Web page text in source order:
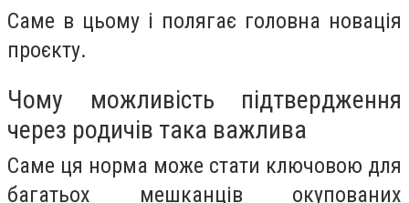
Саме в цьому і полягає головна новація
проєкту.
Чому можливість підтвердження
через родичів така важлива
Саме ця норма може стати ключовою для
багатьох мешканців окупованих